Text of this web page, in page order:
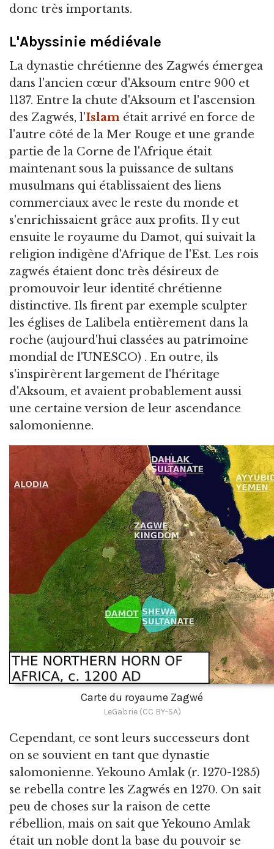
donc très importants.
L'Abyssinie médiévale
La dynastie chrétienne des Zagwés émergea
dans l'ancien cœur d'Aksoum entre 900 et
1137. Entre la chute d'Aksoum et l'ascension
des Zagwés, l'Islam était arrivé en force de
l'autre côté de la Mer Rouge et une grande
partie de la Corne de l'Afrique était
maintenant sous la puissance de sultans
musulmans qui établissaient des liens
commerciaux avec le reste du monde et
s'enrichissaient grâce aux profits. Il y eut
ensuite le royaume du Damot, qui suivait la
religion indigène d'Afrique de l'Est. Les rois
zagwés étaient donc très désireux de
promouvoir leur identité chrétienne
distinctive. Ils firent par exemple sculpter
les églises de Lalibela entièrement dans la
roche (aujourd'hui classées au patrimoine
mondial de l'UNESCO) . En outre, ils
s'inspirèrent largement de l'héritage
d'Aksoum, et avaient probablement aussi
une certaine version de leur ascendance
salomonienne.
Carte du royaume Zagwé
LeGabrie (CC BY-SA)
Cependant, ce sont leurs successeurs dont
on se souvient en tant que dynastie
salomonienne. Yekouno Amlak (r. 1270-1285)
se rebella contre les Zagwés en 1270. On sait
peu de choses sur la raison de cette
rébellion, mais on sait que Yekouno Amlak
était un noble dont la base du pouvoir se